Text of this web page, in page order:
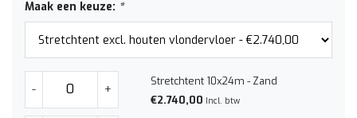
Maak een keuze: *
- +
Stretchtent 10x24m - Zand
€2.740,00 Incl. btw